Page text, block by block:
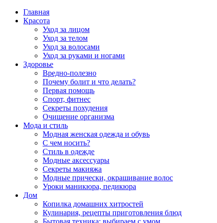
Главная
Красота
Уход за лицом
Уход за телом
Уход за волосами
Уход за руками и ногами
Здоровье
Вредно-полезно
Почему болит и что делать?
Первая помощь
Спорт, фитнес
Секреты похудения
Очищение организма
Мода и стиль
Модная женская одежда и обувь
С чем носить?
Стиль в одежде
Модные аксессуары
Секреты макияжа
Модные прически, окрашивание волос
Уроки маникюра, педикюра
Дом
Копилка домашних хитростей
Кулинария, рецепты приготовления блюд
Бытовая техника: выбираем с умом